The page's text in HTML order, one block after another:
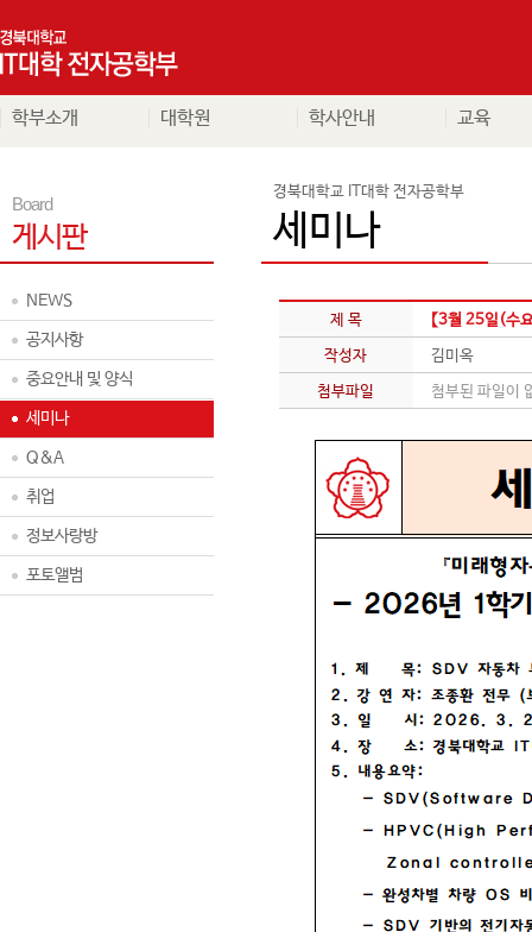
학부소개 대학원 학사안내 교육
Board
게시판
NEWS
공지사항
중요안내 및 양식
세미나
Q&A
취업
정보사랑방
포토앨범
경북대학교 IT대학 전자공학부
세미나
제 목
【3월 25일(수
작성자
김미옥
첨부파일
첨부된 파일이